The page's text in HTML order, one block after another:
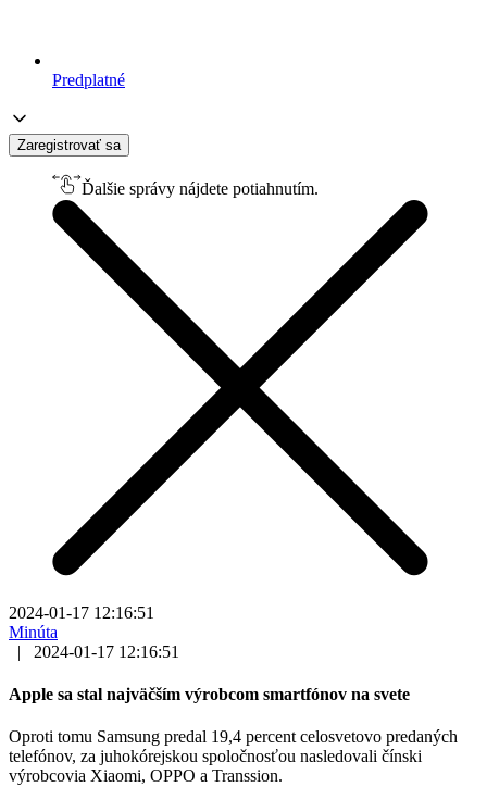
Predplatné
Zaregistrovať sa
Ďalšie správy nájdete potiahnutím.
2024-01-17 12:16:51
Minúta
|
2024-01-17 12:16:51
Apple sa stal najväčším výrobcom smartfónov na svete
Oproti tomu Samsung predal 19,4 percent celosvetovo predaných
telefónov, za juhokórejskou spoločnosťou nasledovali čínski
výrobcovia Xiaomi, OPPO a Transsion.